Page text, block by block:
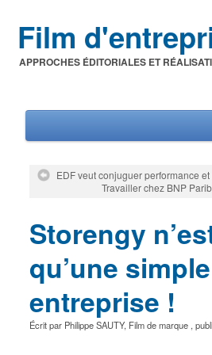
Film
APPROCHES ÉDITORIALES ET
A propos de l’auteur
Festivals du film corporate
EDF veut conjuguer performance
Travailler chez BNP
Storengy
qu’une simple
entreprise !
Écrit par Philippe SAUTY, Film de marque,